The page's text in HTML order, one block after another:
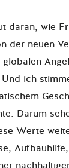
daran, wie
der neuen
ich
Darum
Werte